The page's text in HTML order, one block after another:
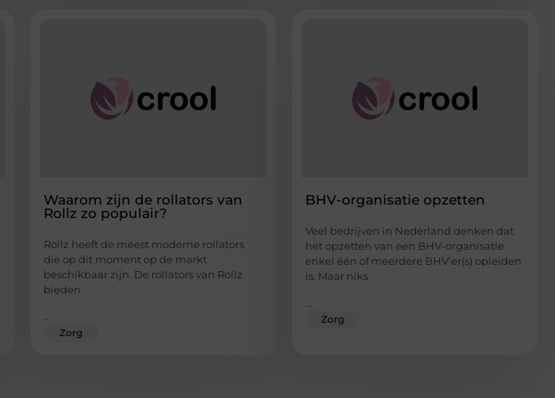
Waarom zijn de rollators van
Rollz zo populair?
Rollz heeft de meest moderne rollators
die op dit moment op de markt
beschikbaar zijn. De rollators van Rollz
bieden
Zorg
BHV-organisatie opzetten
Veel bedrijven in Nederland denken dat
het opzetten van een BHV-organisatie
enkel één of meerdere BHV’er(s) opleiden
is. Maar niks
Zorg